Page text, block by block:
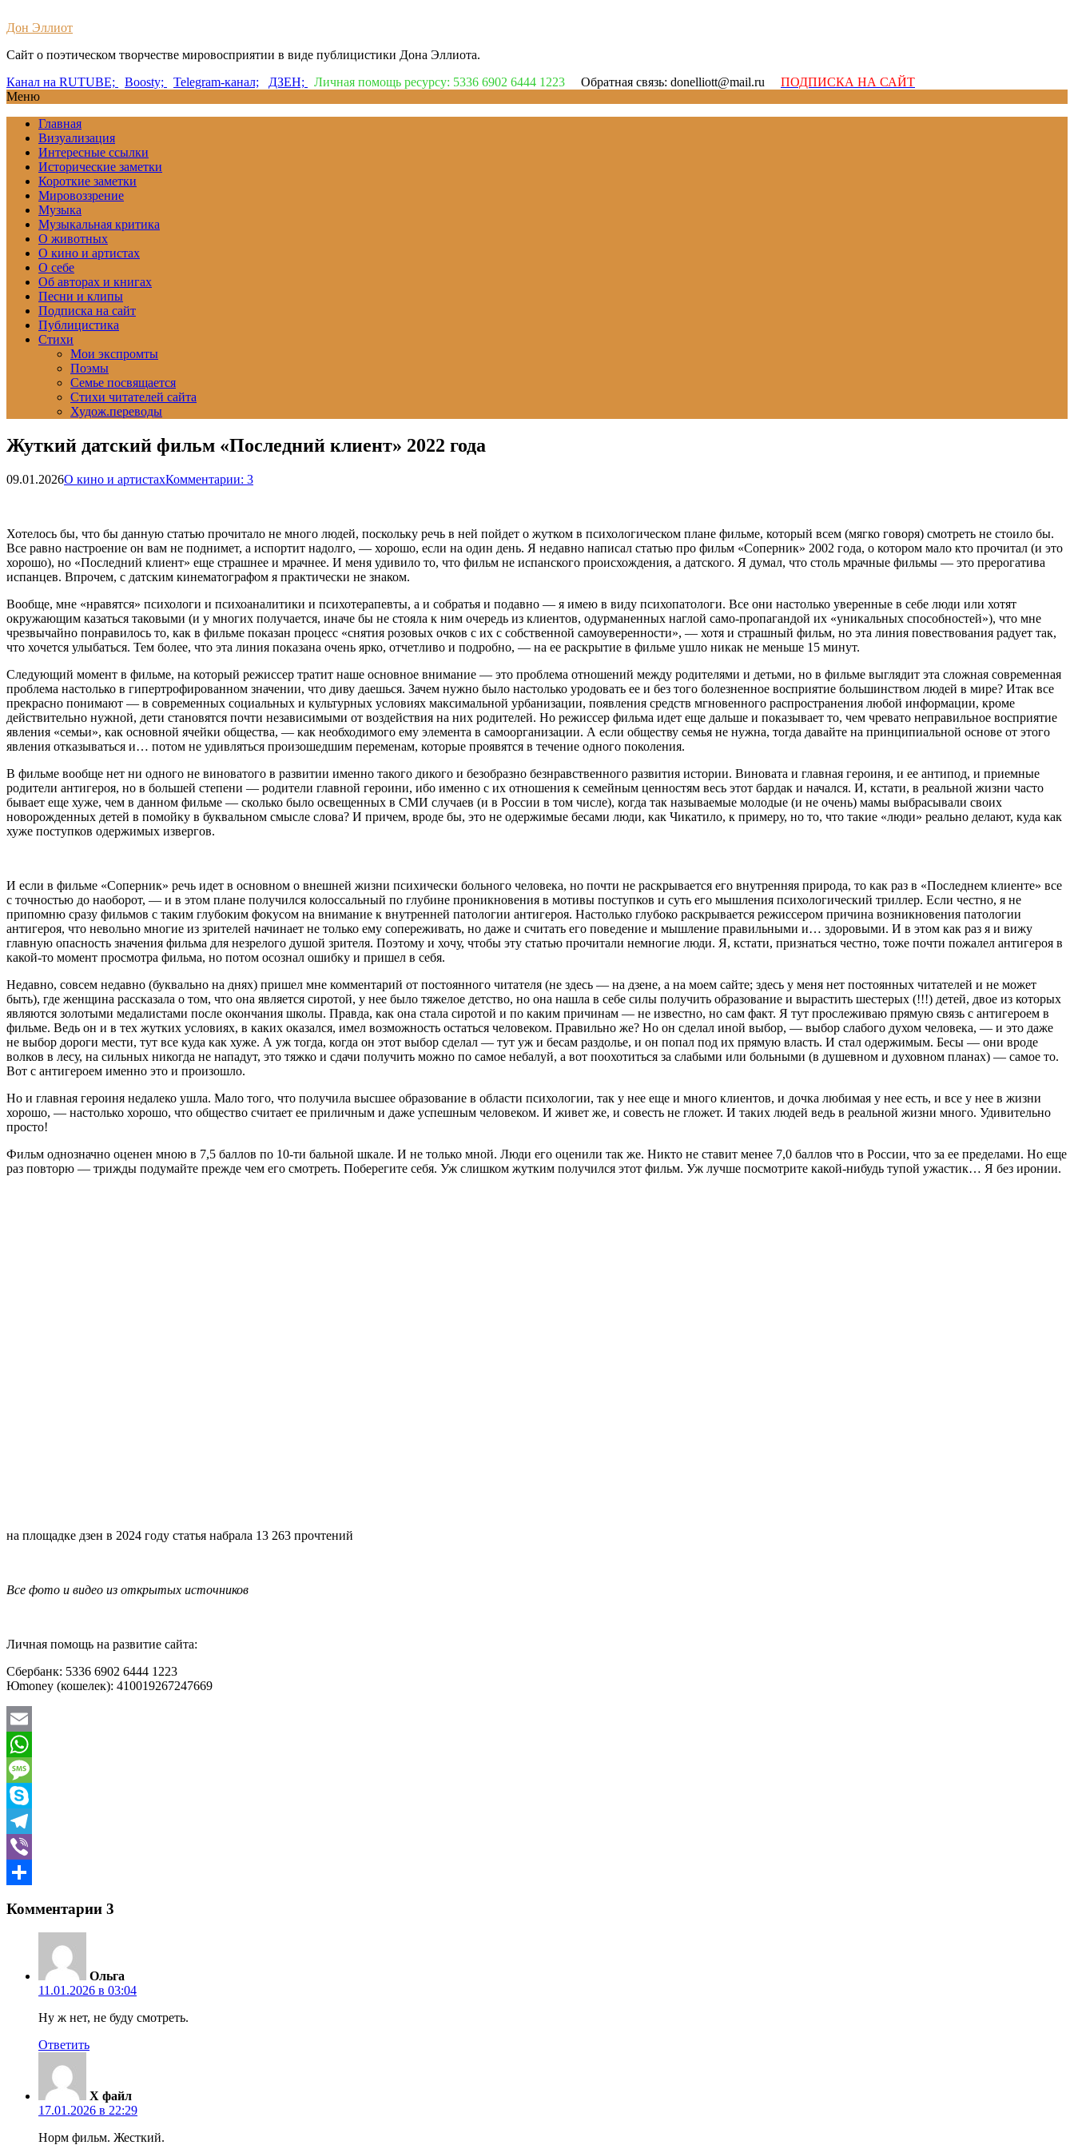
Дон Эллиот
Сайт о поэтическом творчестве мировосприятии в виде публицистики Дона Эллиота.
Канал на RUTUBE;
Boosty; Telegram-канал; ДЗЕН; Личная помощь ресурсу: 5336 6902 6444 1223 Обратная связь: donelliott@mail.ru ПОДПИСКА НА САЙТ
Меню
Главная
Визуализация
Интересные ссылки
Исторические заметки
Короткие заметки
Мировоззрение
Музыка
Музыкальная критика
О животных
О кино и артистах
О себе
Об авторах и книгах
Песни и клипы
Подписка на сайт
Публицистика
Стихи
Мои экспромты
Поэмы
Семье посвящается
Стихи читателей сайта
Худож.переводы
Жуткий датский фильм «Последний клиент» 2022 года
09.01.2026О кино и артистахКомментарии: 3
Хотелось бы, что бы данную статью прочитало не много людей, поскольку речь в ней пойдет о жутком в психологическом плане фильме, который всем (мягко говоря) смотреть не стоило бы.
Все равно настроение он вам не поднимет, а испортит надолго, — хорошо, если на один день. Я недавно написал статью про фильм «Соперник» 2002 года, о котором мало кто прочитал (и это
хорошо), но «Последний клиент» еще страшнее и мрачнее. И меня удивило то, что фильм не испанского происхождения, а датского. Я думал, что столь мрачные фильмы — это прерогатива
испанцев. Впрочем, с датским кинематографом я практически не знаком.
Вообще, мне «нравятся» психологи и психоаналитики и психотерапевты, а и собратья и подавно — я имею в виду психопатологи. Все они настолько уверенные в себе люди или хотят
окружающим казаться таковыми (и у многих получается, иначе бы не стояла к ним очередь из клиентов, одурманенных наглой само-пропагандой их «уникальных способностей»), что мне
чрезвычайно понравилось то, как в фильме показан процесс «снятия розовых очков с их с собственной самоуверенности», — хотя и страшный фильм, но эта линия повествования радует так,
что хочется улыбаться. Тем более, что эта линия показана очень ярко, отчетливо и подробно, — на ее раскрытие в фильме ушло никак не меньше 15 минут.
Следующий момент в фильме, на который режиссер тратит наше основное внимание — это проблема отношений между родителями и детьми, но в фильме выглядит эта сложная современная
проблема настолько в гипертрофированном значении, что диву даешься. Зачем нужно было настолько уродовать ее и без того болезненное восприятие большинством людей в мире? Итак все
прекрасно понимают — в современных социальных и культурных условиях максимальной урбанизации, появления средств мгновенного распространения любой информации, кроме
действительно нужной, дети становятся почти независимыми от воздействия на них родителей. Но режиссер фильма идет еще дальше и показывает то, чем чревато неправильное восприятие
явления «семьи», как основной ячейки общества, — как необходимого ему элемента в самоорганизации. А если обществу семья не нужна, тогда давайте на принципиальной основе от этого
явления отказываться и… потом не удивляться произошедшим переменам, которые проявятся в течение одного поколения.
В фильме вообще нет ни одного не виноватого в развитии именно такого дикого и безобразно безнравственного развития истории. Виновата и главная героиня, и ее антипод, и приемные
родители антигероя, но в большей степени — родители главной героини, ибо именно с их отношения к семейным ценностям весь этот бардак и начался. И, кстати, в реальной жизни часто
бывает еще хуже, чем в данном фильме — сколько было освещенных в СМИ случаев (и в России в том числе), когда так называемые молодые (и не очень) мамы выбрасывали своих
новорожденных детей в помойку в буквальном смысле слова? И причем, вроде бы, это не одержимые бесами люди, как Чикатило, к примеру, но то, что такие «люди» реально делают, куда как
хуже поступков одержимых извергов.
И если в фильме «Соперник» речь идет в основном о внешней жизни психически больного человека, но почти не раскрывается его внутренняя природа, то как раз в «Последнем клиенте» все
с точностью до наоборот, — и в этом плане получился колоссальный по глубине проникновения в мотивы поступков и суть его мышления психологический триллер. Если честно, я не
припомню сразу фильмов с таким глубоким фокусом на внимание к внутренней патологии антигероя. Настолько глубоко раскрывается режиссером причина возникновения патологии
антигероя, что невольно многие из зрителей начинает не только ему сопереживать, но даже и считать его поведение и мышление правильными и… здоровыми. И в этом как раз я и вижу
главную опасность значения фильма для незрелого душой зрителя. Поэтому и хочу, чтобы эту статью прочитали немногие люди. Я, кстати, признаться честно, тоже почти пожалел антигероя в
какой-то момент просмотра фильма, но потом осознал ошибку и пришел в себя.
Недавно, совсем недавно (буквально на днях) пришел мне комментарий от постоянного читателя (не здесь — на дзене, а на моем сайте; здесь у меня нет постоянных читателей и не может
быть), где женщина рассказала о том, что она является сиротой, у нее было тяжелое детство, но она нашла в себе силы получить образование и вырастить шестерых (!!!) детей, двое из которых
являются золотыми медалистами после окончания школы. Правда, как она стала сиротой и по каким причинам — не известно, но сам факт. Я тут прослеживаю прямую связь с антигероем в
фильме. Ведь он и в тех жутких условиях, в каких оказался, имел возможность остаться человеком. Правильно же? Но он сделал иной выбор, — выбор слабого духом человека, — и это даже
не выбор дороги мести, тут все куда как хуже. А уж тогда, когда он этот выбор сделал — тут уж и бесам раздолье, и он попал под их прямую власть. И стал одержимым. Бесы — они вроде
волков в лесу, на сильных никогда не нападут, это тяжко и сдачи получить можно по самое небалуй, а вот поохотиться за слабыми или больными (в душевном и духовном планах) — самое то.
Вот с антигероем именно это и произошло.
Но и главная героиня недалеко ушла. Мало того, что получила высшее образование в области психологии, так у нее еще и много клиентов, и дочка любимая у нее есть, и все у нее в жизни
хорошо, — настолько хорошо, что общество считает ее приличным и даже успешным человеком. И живет же, и совесть не гложет. И таких людей ведь в реальной жизни много. Удивительно
просто!
Фильм однозначно оценен мною в 7,5 баллов по 10-ти бальной шкале. И не только мной. Люди его оценили так же. Никто не ставит менее 7,0 баллов что в России, что за ее пределами. Но еще
раз повторю — трижды подумайте прежде чем его смотреть. Поберегите себя. Уж слишком жутким получился этот фильм. Уж лучше посмотрите какой-нибудь тупой ужастик… Я без иронии.
на площадке дзен в 2024 году статья набрала 13 263 прочтений
Все фото и видео из открытых источников
Личная помощь на развитие сайта:
Сбербанк: 5336 6902 6444 1223
Юmoney (кошелек): 410019267247669
Email
WhatsApp
Message
Skype
Telegram
Viber
Комментарии 3
Ольга
11.01.2026 в 03:04
Ну ж нет, не буду смотреть.
Ответить
Х файл
17.01.2026 в 22:29
Норм фильм. Жесткий.